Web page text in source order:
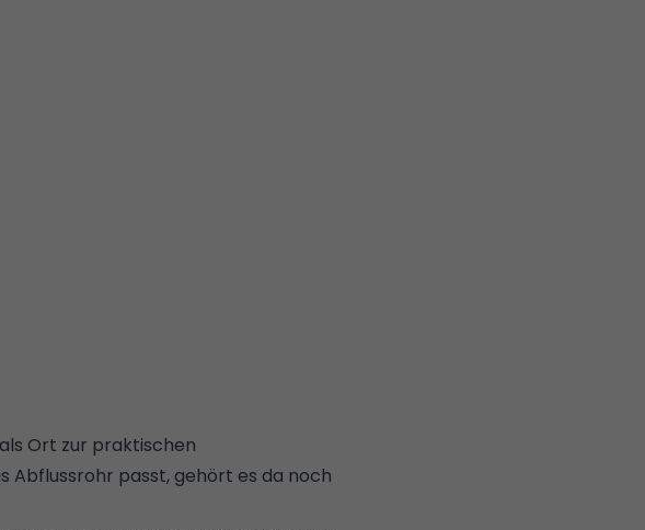
Ort zur praktischen
Abflussrohr passt, gehört es da noch